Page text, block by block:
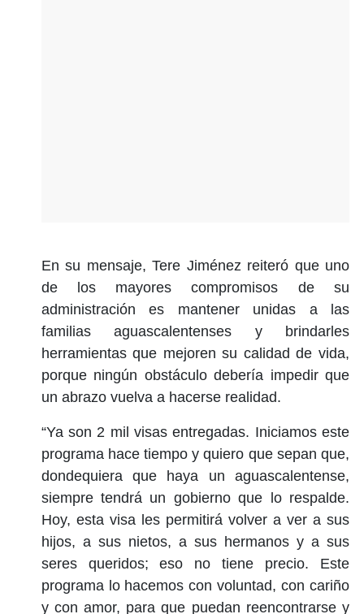
En su mensaje, Tere Jiménez reiteró que uno
de los mayores compromisos de su
administración es mantener unidas a las
familias aguascalentenses y brindarles
herramientas que mejoren su calidad de vida,
porque ningún obstáculo debería impedir que
un abrazo vuelva a hacerse realidad.
“Ya son 2 mil visas entregadas. Iniciamos este
programa hace tiempo y quiero que sepan que,
dondequiera que haya un aguascalentense,
siempre tendrá un gobierno que lo respalde.
Hoy, esta visa les permitirá volver a ver a sus
hijos, a sus nietos, a sus hermanos y a sus
seres queridos; eso no tiene precio. Este
programa lo hacemos con voluntad, con cariño
y con amor, para que puedan reencontrarse y